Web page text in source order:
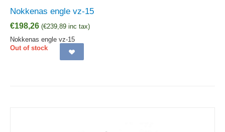
Nokkenas engle vz-15
€198,26 (€239,89 inc tax)
Nokkenas engle vz-15
Out of stock